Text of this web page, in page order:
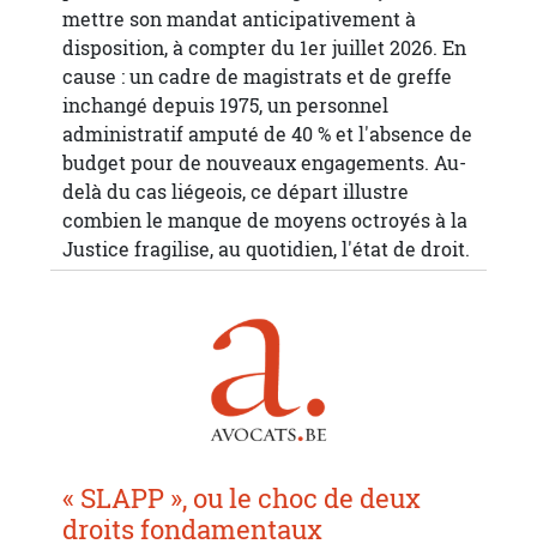
mettre son mandat anticipativement à
disposition, à compter du 1er juillet 2026. En
cause : un cadre de magistrats et de greffe
inchangé depuis 1975, un personnel
administratif amputé de 40 % et l'absence de
budget pour de nouveaux engagements. Au-
delà du cas liégeois, ce départ illustre
combien le manque de moyens octroyés à la
Justice fragilise, au quotidien, l'état de droit.
« SLAPP », ou le choc de deux
droits fondamentaux